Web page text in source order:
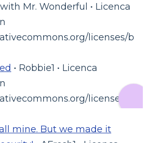
Mr. Wonderful • Licenca
licenses/b
• Robbie1 • Licenca
licenses/b
mine. But we made it